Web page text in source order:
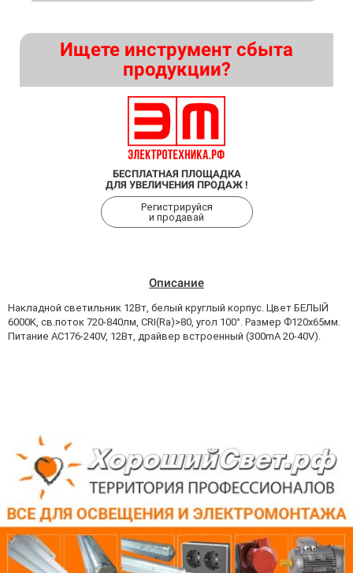
Ищете инструмент сбыта
продукции?
БЕСПЛАТНАЯ ПЛОЩАДКА
ДЛЯ УВЕЛИЧЕНИЯ ПРОДАЖ !
Регистрируйся
и продавай
Описание
Накладной светильник 12Вт, белый круглый корпус. Цвет БЕЛЫЙ
6000K, св.поток 720-840лм, CRI(Ra)>80, угол 100°. Размер Ф120x65мм.
Питание AC176-240V, 12Вт, драйвер встроенный (300mA 20-40V).